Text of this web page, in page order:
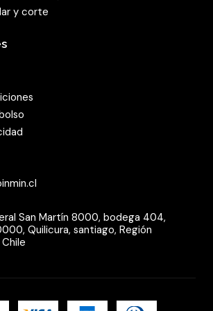
de todo el tiempo de uso.
superficie profesional. Además,
los demás discos de
cuida en el modelo A 24
óptima entre la remoción y la
y corte
San Martín 8000, bodega 404,
Quilicura, santiago, Región